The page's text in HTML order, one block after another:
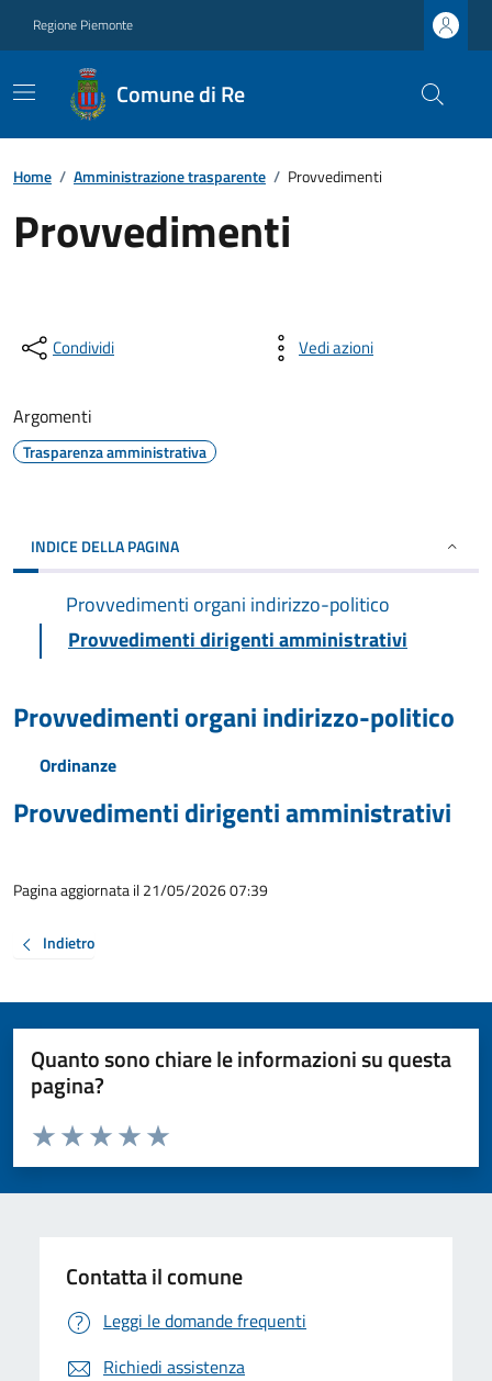
Regione Piemonte
Comune di Re
Home / Amministrazione trasparente / Provvedimenti
Provvedimenti
Condividi Vedi azioni
Argomenti
Trasparenza amministrativa
INDICE DELLA PAGINA
Provvedimenti organi indirizzo-politico
Provvedimenti dirigenti amministrativi
Provvedimenti organi indirizzo-politico
Ordinanze
Provvedimenti dirigenti amministrativi
Pagina aggiornata il 21/05/2026 07:39
Indietro
Quanto sono chiare le informazioni su questa
pagina?
Valuta da 1 a 5 stelle la pagina
Valuta 5 stelle su 5
Valuta 4 stelle su 5
Valuta 3 stelle su 5
Valuta 2 stelle su 5
Valuta 1 stelle su 5
Contatta il comune
Leggi le domande frequenti
Richiedi assistenza